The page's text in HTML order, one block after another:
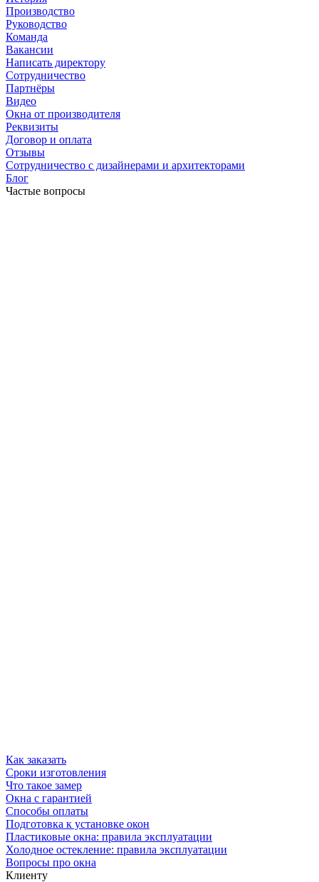
Производство
Руководство
Команда
Вакансии
Написать директору
Сотрудничество
Партнёры
Видео
Окна от производителя
Реквизиты
Договор и оплата
Отзывы
Сотрудничество с дизайнерами и архитекторами
Блог
Частые вопросы
Как заказать
Сроки изготовления
Что такое замер
Окна с гарантией
Способы оплаты
Подготовка к установке окон
Пластиковые окна: правила эксплуатации
Холодное остекление: правила эксплуатации
Вопросы про окна
Клиенту